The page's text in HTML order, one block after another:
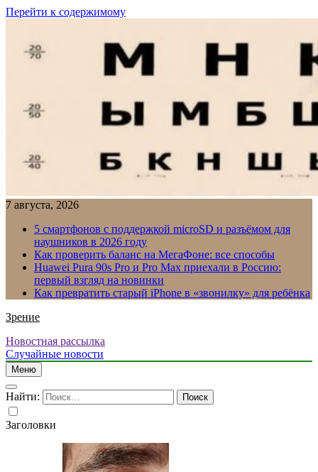
Перейти к содержимому
7 августа, 2026
5 смартфонов с поддержкой microSD и разъёмом для
наушников в 2026 году
Как проверить баланс на МегаФоне: все способы
Huawei Pura 90s Pro и Pro Max приехали в Россию:
первый взгляд на новинки
Как превратить старый iPhone в «звонилку» для ребёнка
Зрение
Новостная рассылка
Случайные новости
Меню
Найти:
Заголовки